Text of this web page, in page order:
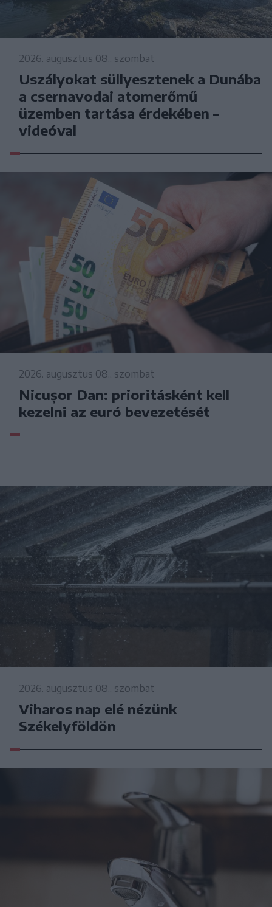
2026. augusztus 08., szombat
Uszályokat süllyesztenek a Dunába
a csernavodai atomerőmű
üzemben tartása érdekében –
videóval
2026. augusztus 08., szombat
Nicușor Dan: prioritásként kell
kezelni az euró bevezetését
2026. augusztus 08., szombat
Viharos nap elé nézünk
Székelyföldön